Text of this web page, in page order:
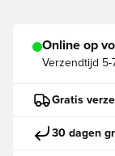
Online op
Verzendtijd 5-
Gratis
30 dagen